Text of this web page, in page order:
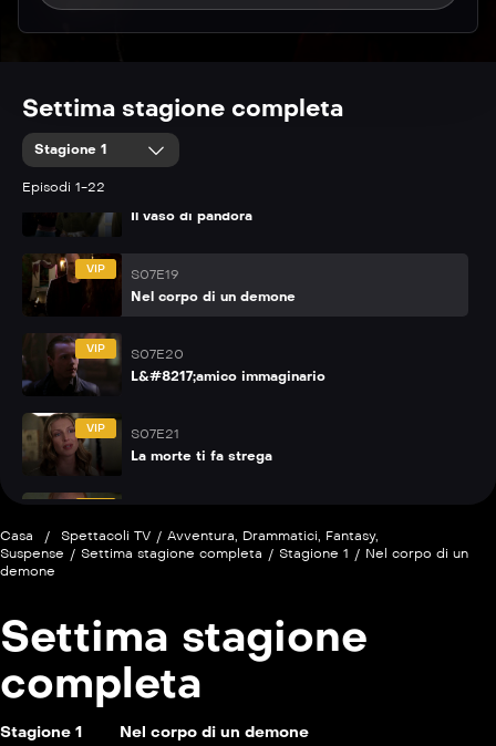
Settima stagione completa
Stagione 1
Episodi 1-22
S07E17
La casa delle bambole
VIP
Il vaso di pandora
VIP
S07E19
Nel corpo di un demone
VIP
S07E20
L&#8217;amico immaginario
VIP
S07E21
La morte ti fa strega
La fine della magia
Casa / Spettacoli TV / Avventura, Drammatici, Fantasy,
Suspense / Settima stagione completa / Stagione 1 / Nel corpo di un
demone
Settima stagione
completa
Stagione 1 Nel corpo di un demone